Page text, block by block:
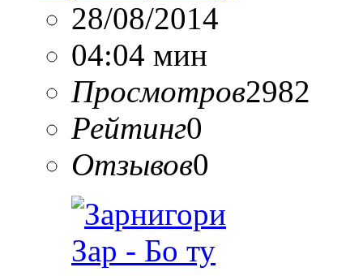
28/08/2014
04:04 мин
Просмотров2982
Рейтинг0
Отзывов0